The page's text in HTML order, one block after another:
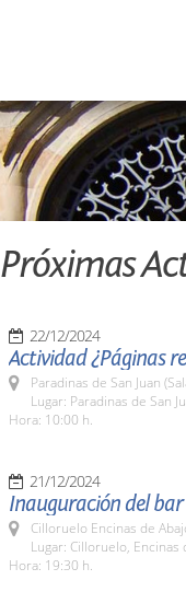
Próximas
22/12/2024
Actividad ¿Páginas
Paradinas de San Juan
Lugar: Paradinas de San
Hora: 10:00 h.
21/12/2024
Inauguración del
Cilloruelo Encinas de
Lugar: Cilloruelo, Encinas
Hora: 19:30 h.